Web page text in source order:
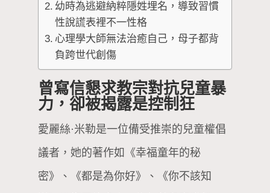
幼時為逃避納粹隱姓埋名，導致習慣
性說謊表裡不一性格
心理學大師無法治癒自己，母子都背
負跨世代創傷
曾寫信懇求教宗對抗兒童暴
力，卻被揭露是控制狂
愛麗絲·米勒是一位備受推崇的兒童權倡
議者，她的著作如《幸福童年的秘
密》、《都是為你好》、《你不該知